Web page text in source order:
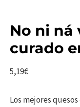
No ni ná
curado
5,19€
Los mejores